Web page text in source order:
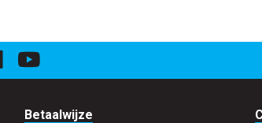
Betaalwijze